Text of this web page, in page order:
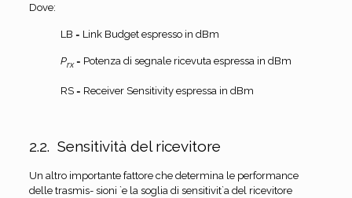
Dove:
LB = Link Budget espresso in dBm
Prx = Potenza di segnale ricevuta espressa in dBm
RS = Receiver Sensitivity espressa in dBm
2.2. Sensitività del ricevitore
Un altro importante fattore che determina le performance
delle trasmis- sioni `e la soglia di sensitivit`a del ricevitore